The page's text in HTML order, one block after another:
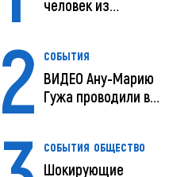
человек из
2 СОБЫТИЯ
ВИДЕО Ану-Марию
Гужа проводили в
СОБЫТИЯ ОБЩЕСТВО
Шокирующие